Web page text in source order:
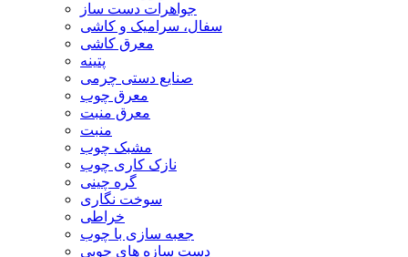
جواهرات دست ساز
سفال، سرامیک و کاشی
معرق کاشی
پتینه
صنایع دستی چرمی
معرق چوب
معرق منبت
منبت
مشبک چوب
نازک کاری چوب
گره چینی
سوخت نگاری
خراطی
جعبه سازی با چوب
دست سازه های چوبی